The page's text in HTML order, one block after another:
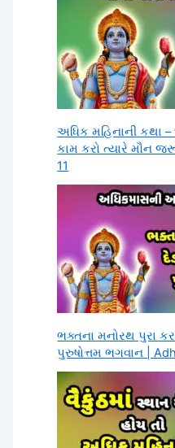
અધિક મહિનાની કથા
કામ કરો ત્યારે મૌન
11
ભક્તના મનોરથ પુરા
પુરુષોત્તમ ભગવાન |